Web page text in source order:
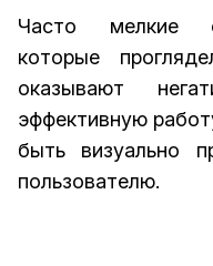
Часто мелкие
которые
оказывают
эффективную
быть визуально
пользователю.